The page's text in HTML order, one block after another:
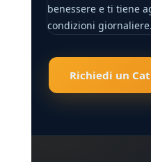
benessere e ti tiene
condizioni giornaliere.
Richiedi un